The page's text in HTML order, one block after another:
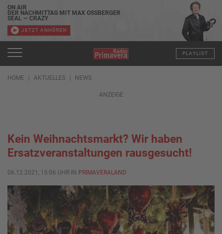
ON AIR
DER NACHMITTAG MIT MAX OSSBERGER
SEAL — CRAZY
JETZT ANHÖREN
PLAYLIST
HOME AKTUELLES NEWS
ANZEIGE
Kein Weihnachtsmarkt? Wir haben
Ersatzveranstaltungen rausgesucht!
06.12.2021, 15:06 UHR IN PRIMAVERALAND